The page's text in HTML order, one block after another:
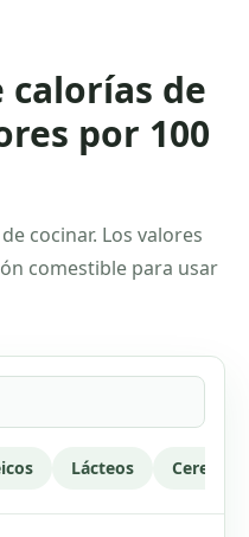
calorías de
por 100
cocinar. Los valores
comestible para usar
Lácteos Cereales